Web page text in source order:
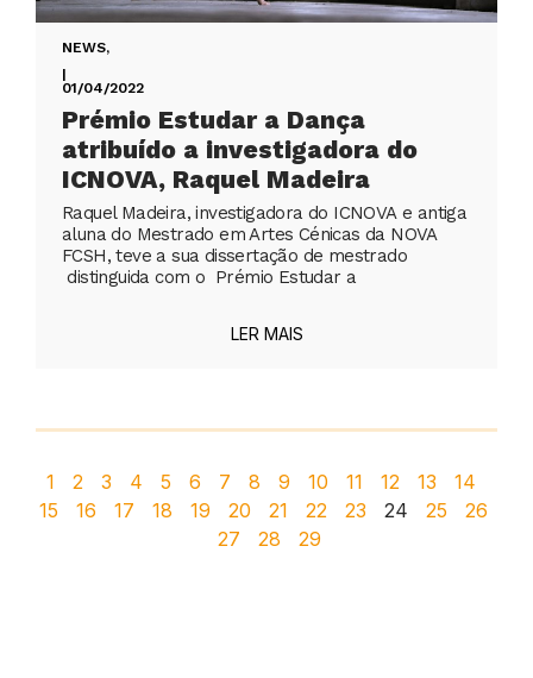
NEWS,
|
01/04/2022
Prémio Estudar a Dança
atribuído a investigadora do
ICNOVA, Raquel Madeira
Raquel Madeira, investigadora do ICNOVA e antiga
aluna do Mestrado em Artes Cénicas da NOVA
FCSH, teve a sua dissertação de mestrado
distinguida com o Prémio Estudar a
LER MAIS
1 2 3 4 5 6 7 8 9 10 11 12 13
14
15
16 17 18 19 20 21 22 23 24 25
26
27
28 29